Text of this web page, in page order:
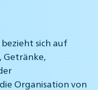
sich auf
Getränke,
Organisation von